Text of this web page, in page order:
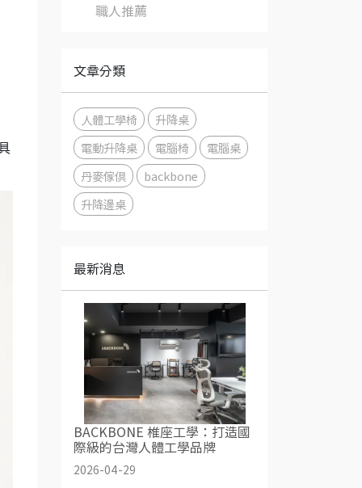
職人推薦
文章分類
人體工學椅
升降桌
電動升降桌
電腦椅
電腦桌
丹麥傢俱
backbone
升降邊桌
最新消息
BACKBONE 椎座工學：打造國
際級的台灣人體工學品牌
2026-04-29